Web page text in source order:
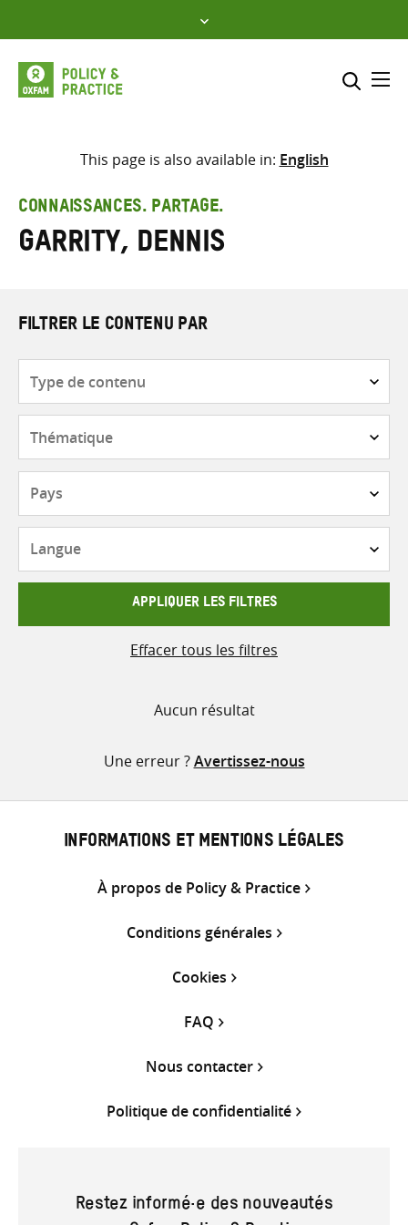
to
content
Sélectionner l’emplacement
Saisir
les
termes
This page is also available in: English
CONNAISSANCES. PARTAGE.
Garrity, Dennis
FILTRER LE CONTENU PAR
contenu
APPLIQUER LES FILTRES
Effacer tous les filtres
Aucun résultat
Une erreur ?Avertissez-nous
INFORMATIONS ET MENTIONS LÉGALES
À propos de Policy & Practice
Conditions générales
Cookies
FAQ
Nous contacter
Politique de confidentialité
Restez informé·e des nouveautés